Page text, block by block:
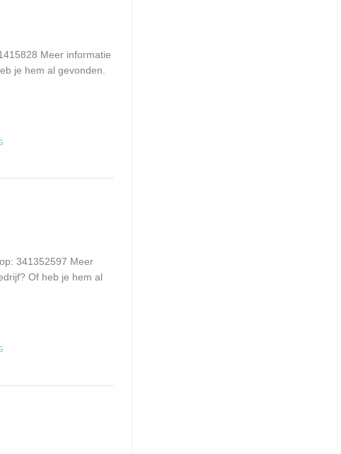
Meer informatie
je hem al gevonden.
341352597 Meer
Of heb je hem al